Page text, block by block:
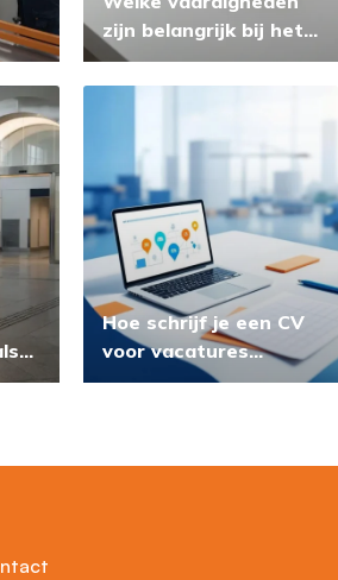
zijn belangrijk bij het
kiezen van een baan?
Hoe schrijf je een CV
voor vacatures
logistiek?